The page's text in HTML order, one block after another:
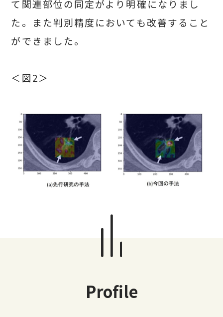
て関連部位の同定がより明確になりまし
た。また判別精度においても改善すること
ができました。
＜図2＞
Profile